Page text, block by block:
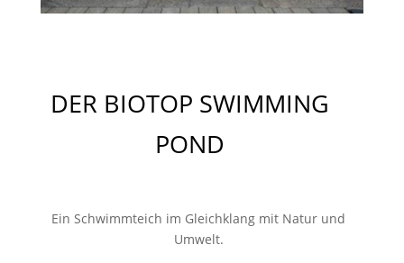
DER BIOTOP SWIMMING
POND
Ein Schwimmteich im Gleichklang mit Natur und
Umwelt.